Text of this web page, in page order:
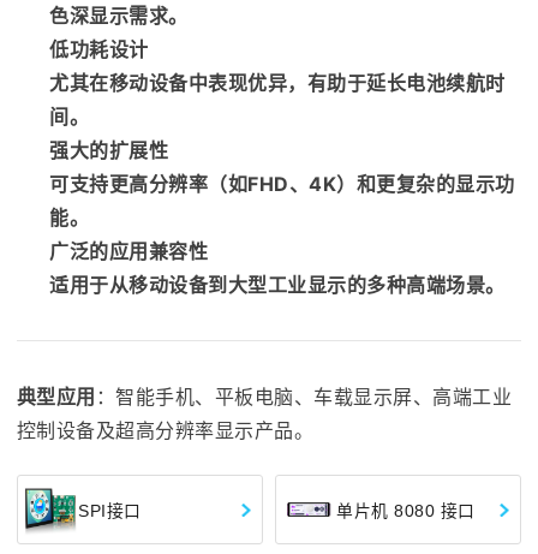
色深显示需求。
低功耗设计
尤其在移动设备中表现优异，有助于延长电池续航时
间。
强大的扩展性
可支持更高分辨率（如FHD、4K）和更复杂的显示功
能。
广泛的应用兼容性
适用于从移动设备到大型工业显示的多种高端场景。
典型应用 ：智能手机、平板电脑、车载显示屏、高端工业
控制设备及超高分辨率显示产品。
SPI接口 单片机 8080 接口